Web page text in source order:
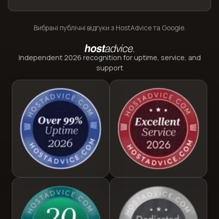
Вибрані публічні відгуки з HostAdvice та Google.
Independent 2026 recognition for uptime, service, and
support